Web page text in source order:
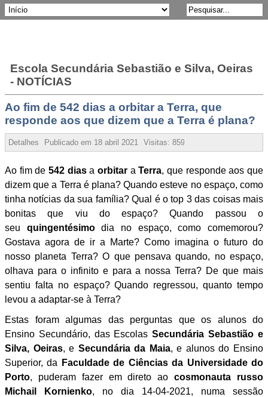
Escola Secundária Sebastião e Silva, Oeiras
- NOTÍCIAS
Ao fim de 542 dias a orbitar a Terra, que
responde aos que dizem que a Terra é plana?
Detalhes Publicado em 18 abril 2021 Visitas: 85963
Ao fim de 542 diasaorbitar aTerra, que responde aos que
dizem que a Terra é plana? Quando esteve no espaço, como
tinha notícias da sua família? Qual é o top 3 das coisas mais
bonitas que viu do espaço? Quando passou o
seu quingentésimodia no espaço, como comemorou?
Gostava agora de ir a Marte? Como imagina o futuro do
nosso planeta Terra? O que pensava quando, no espaço,
olhava para o infinito e para a nossa Terra? De que mais
sentiu falta no espaço? Quando regressou, quanto tempo
levou a adaptar-se à Terra?
Estas foram algumas das perguntas que os alunos do
Ensino Secundário, das EscolasSecundária Sebastião e
Silva, Oeiras, e Secundária da Maia, e alunos do Ensino
Superior, da
Faculdade de Ciências da Universidade do
Porto, puderam fazer em direto aocosmonauta
russo
Michail Kornienko, no dia 14-04-2021, numa sessão